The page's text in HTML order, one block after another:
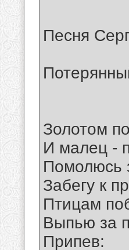
Песня
Золотом
И малец -
Помолюсь
Забегу к
Птицам
Выпью за
Припев: